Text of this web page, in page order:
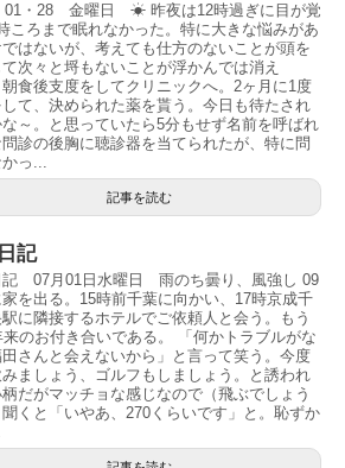
01・28 金曜日 ☀ 昨夜は12時過ぎに目が覚
ころまで眠れなかった。特に大きな悩みがあ
はないが、考えても仕方のないことが頭を
次々と埒もないことが浮かんでは消え
食後支度をしてクリニックへ。2ヶ月に1度
て、決められた薬を貰う。今日も待たされ
～。と思っていたら5分もせず名前を呼ばれ
診の後胸に聴診器を当てられたが、特に問
っ...
記事を読む
記
記 07月01日水曜日 雨のち曇り、風強し 09
を出る。15時前千葉に向かい、17時京成千
に隣接するホテルでご依頼人と会う。もう
来のお付き合いである。 「何かトラブルがな
さんと会えないから」と言って笑う。今度
ましょう、ゴルフもしましょう。と誘われ
だがマッチョな感じなので（飛ぶでしょう
くと「いやあ、270くらいです」と。恥ずか